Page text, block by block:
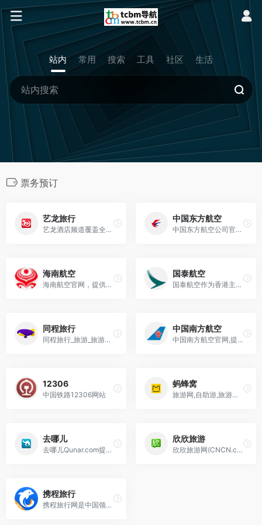
站内 常用 搜索 工具 社区 生活
票务预订
艺龙旅行
艺龙酒店频道覆盖全球110万家酒店，为您提供优质的入住体验，7*24h全天客服，帮您解决所有问题，您可以通过对比实时价格,查看酒店真实照片,浏览用户真实点评等多
中国东方航空
中国东方航空公司官方网站，提供国际国内机票、酒店、度假产品的查询和预订功能，东航服务热线95530。本站还提供网上值机、订座时座位预留、特殊餐食预订、航班动态查
海南航空
海南航空官网，提供国内国际机票预订，航班查询，特价机票打折机票预订，飞行通产品销售，机加酒预定，金鹏会员服务等，海航官网官网预订机票价优保障，海航24小时服务热
国泰航空
国泰航空作为香港主要的航空公司，拥有专业的定票服务系统和各种机票特价活动的介绍。我们的网站为你提供各种票务服务，机票预定以及旅游咨询的提供。您可以通过网站查询相
同程旅行
同程旅行_旅游_旅游线路_旅行_出国旅游_自驾游_周边游_旅游网站
中国南方航空
中国南方航空官网,提供国内国际机票预订,飞机票查询,航班查询,特价打折机票预订,明珠会员服务等.南航特价优惠机票2折起,南航官网预订机票最高直减15%,南航全国
12306
中国铁路12306网站
蚂蜂窝
旅游网,自助游,旅游攻略,自驾游,路书信息来蚂蜂窝旅游网,蚂蜂窝旅游网获取旅游网信息,自助游,旅游攻略网,自驾游网站信息更全面。
去哪儿
去哪儿Qunar.com提供机票,飞机票,特价机票,打折机票的查询预订；99元春秋航空特惠折扣机票，百元南航、海航惊喜特价机票任您挑选,国航、深航1折特价机票和
欣欣旅游
欣欣旅游网(CNCN.com)中国在线旅游超市为您提供100多万条旅游线路、门票、签证、酒店等预订服务…为您量身定制不一样的旅行…更新时间:24-07-10 1
携程旅行
携程旅行网是中国领先的在线旅行服务公司，向超过9000万会员提供酒店预订、酒店点评及特价酒店查询、机票预订、飞机票查询、时刻表、票价查询、航班查询、度假预订、商